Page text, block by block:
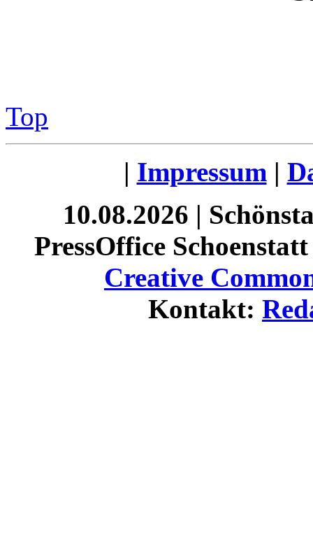
Top
| Impressum|
10.08.2026 |
PressOffice
Creative
Kontakt: